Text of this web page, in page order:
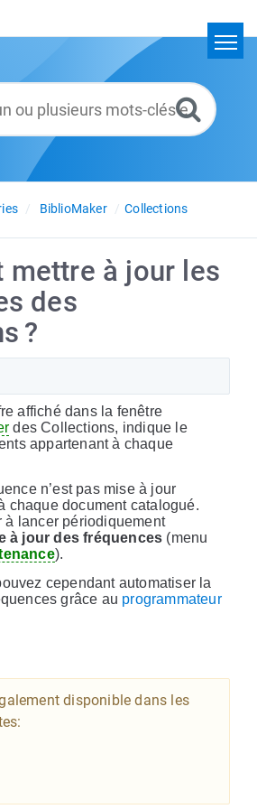
Français
BiblioMaker Collections
mettre à jour les
des
?
affiché dans la fenêtre
des Collections, indique le
appartenant à chaque
n’est pas mise à jour
chaque document catalogué.
à lancer périodiquement
à jour des fréquences (menu
).
cependant automatiser la
grâce au programmateur
disponible dans les